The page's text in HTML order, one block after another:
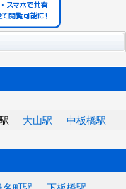
大山駅 中板橋駅